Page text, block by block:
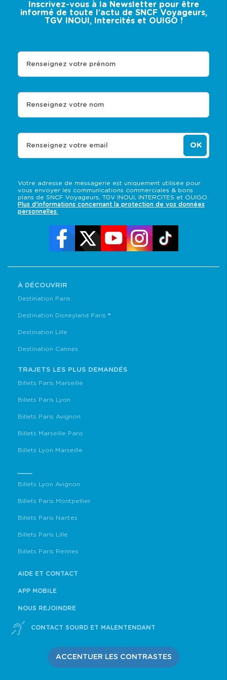
Inscrivez-vous à la Newsletter pour être
informé de toute l’actu de SNCF Voyageurs,
TGV INOUI, Intercités et OUIGO !
Votre adresse de messagerie est uniquement utilisée pour
vous envoyer les communications commerciales & bons
plans de SNCF Voyageurs, TGV INOUI, INTERCITES et OUIGO.
Plus d'informations concernant la protection de vos données
personnelles.
Renseignez votre prénom
Renseignez votre nom
Renseignez votre email OK
À DÉCOUVRIR
Destination Paris
Destination Disneyland Paris ®
Destination Lille
Destination Cannes
TRAJETS LES PLUS DEMANDÉS
Billets Paris Marseille
Billets Paris Lyon
Billets Paris Avignon
Billets Marseille Paris
Billets Lyon Marseille
Billets Lyon Avignon
Billets Paris Montpellier
Billets Paris Nantes
Billets Paris Lille
Billets Paris Rennes
AIDE ET CONTACT
APP MOBILE
NOUS REJOINDRE
CONTACT SOURD ET MALENTENDANT
ACCENTUER LES CONTRASTES